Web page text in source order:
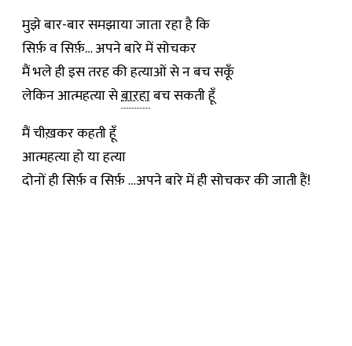
मुझे बार-बार समझाया जाता रहा है कि
सिर्फ़ व सिर्फ़… अपने बारे में सोचकर
मैं भले ही इस तरह की हत्याओं से न बच सकूँ
लेकिन आत्महत्या सेबारहाबच सकती हूँ
मैं चीख़कर कहती हूँ
आत्महत्या हो या हत्या
दोनों ही सिर्फ़ व सिर्फ़ …अपने बारे में ही सोचकर की जाती हैं!